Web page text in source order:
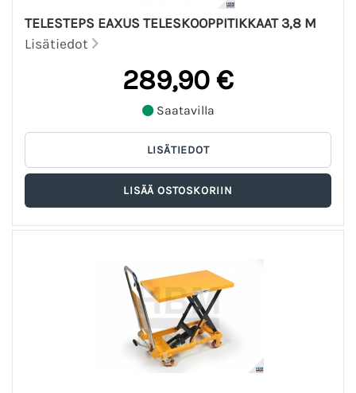
TELESTEPS EAXUS TELESKOOPPITIKKAAT 3,8 M
Lisätiedot
289,90 €
Saatavilla